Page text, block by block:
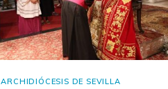
ARCHIDIÓCESIS DE SEVILLA